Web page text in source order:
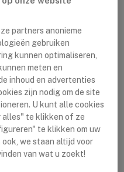
De Tafelcamera Voor
partners anonieme
gebruiken
kunnen optimaliseren,
meten en
inhoud en advertenties
zijn nodig om de site
U kunt alle cookies
alles" te klikken of ze
te klikken om uw
we staan altijd voor
van wat u zoekt!